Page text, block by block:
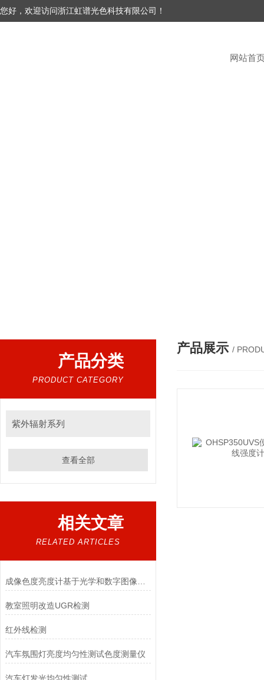
您好，欢迎访问浙江虹谱光色科技有限公司！
网站首
产品分类
PRODUCT CATEGORY
紫外辐射系列
查看全部
相关文章
RELATED ARTICLES
教室照明改造UGR检测
红外线检测
汽车氛围灯亮度均匀性测试色度测量仪
产品展示 /